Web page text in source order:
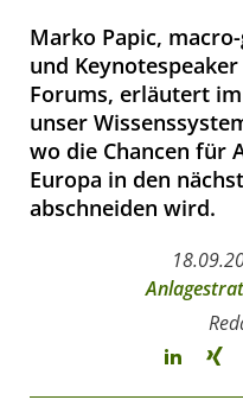
Marko Papic,
und
Forums, erläutert
unser
wo die Chancen für
Europa in den
abschneiden wird.